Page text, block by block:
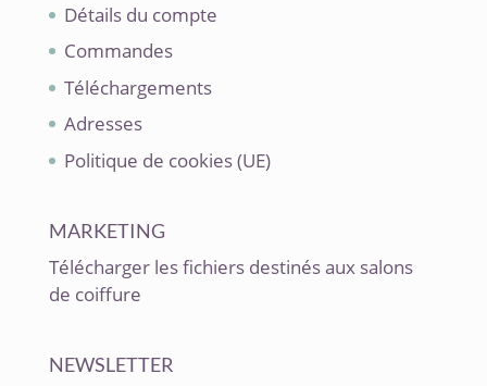
Détails du compte
Commandes
Téléchargements
Adresses
Politique de cookies (UE)
MARKETING
Télécharger les fichiers destinés aux salons
de coiffure
NEWSLETTER